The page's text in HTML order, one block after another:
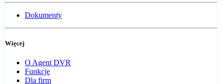
Dokumenty
Więcej
O Agent DVR
Funkcje
Dla firm